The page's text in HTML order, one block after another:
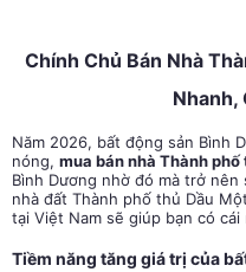
Chính Chủ Bán Nhà
Nhanh,
Năm 2026, bất động sản Bình
nóng, mua bán nhà Thành phố
Bình Dương nhờ đó mà trở
nhà đất Thành phố thủ Dầu
tại Việt Nam sẽ giúp bạn có
Tiềm năng tăng giá trị của